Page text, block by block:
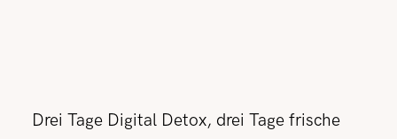
Drei Tage Digital Detox, drei Tage frische